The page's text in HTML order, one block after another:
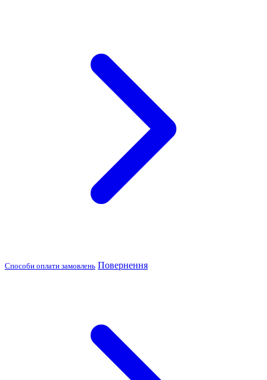
Способи оплати замовлень Повернення